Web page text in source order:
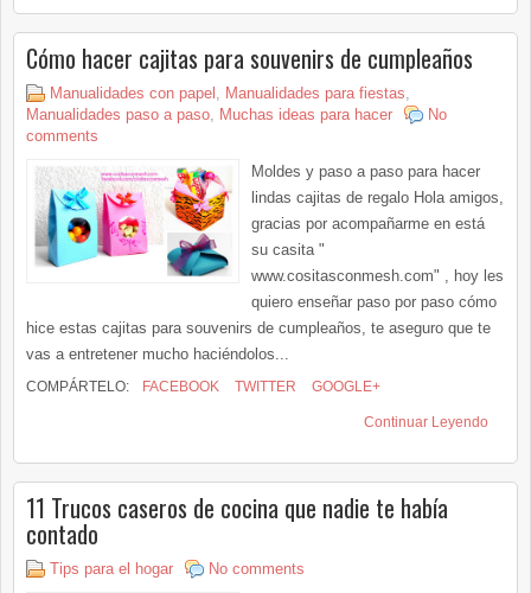
Cómo hacer cajitas para souvenirs de cumpleaños
Manualidades con papel Manualidades para fiestas
Manualidades paso a paso Muchas ideas para hacer
No
comments
Moldes y paso a paso para hacer
lindas cajitas de regalo Hola amigos,
gracias por acompañarme en está
su casita "
www.cositasconmesh.com" , hoy les
quiero enseñar paso por paso cómo
hice estas cajitas para souvenirs de cumpleaños, te aseguro que te
vas a entretener mucho haciéndolos...
COMPÁRTELO: FACEBOOK TWITTER GOOGLE+
Continuar Leyendo
11 Trucos caseros de cocina que nadie te había
contado
Tips para el hogar
No comments